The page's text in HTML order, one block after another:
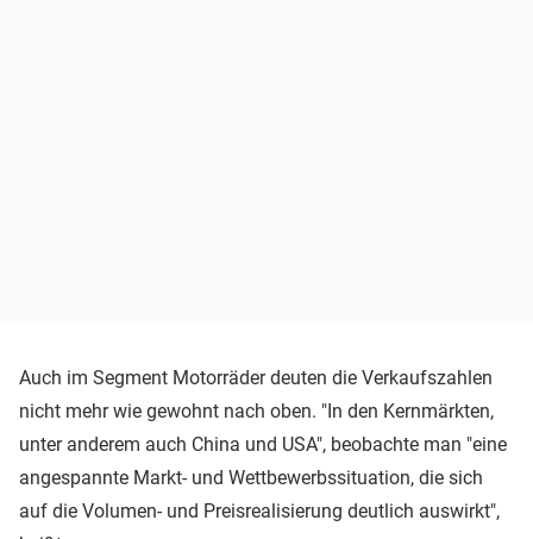
Auch im Segment Motorräder deuten die Verkaufszahlen
nicht mehr wie gewohnt nach oben. "In den Kernmärkten,
unter anderem auch China und USA", beobachte man "eine
angespannte Markt- und Wettbewerbssituation, die sich
auf die Volumen- und Preisrealisierung deutlich auswirkt",